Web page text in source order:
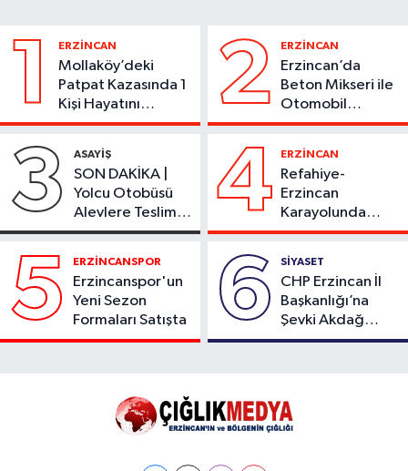
1 ERZİNCAN
Mollaköy’deki
Patpat Kazasında 1
Kişi Hayatını
Kaybetti
2 ERZİNCAN
Erzincan’da
Beton Mikseri ile
Otomobil
Çarpıştı
3 ASAYİŞ
SON DAKİKA |
Yolcu Otobüsü
Alevlere Teslim
Oldu
4 ERZİNCAN
Refahiye-
Erzincan
Karayolunda
Kaza: Otomobil
2 Kişi Yaralandı
5 ERZİNCANSPOR
Erzincanspor'un
Yeni Sezon
Formaları Satışta
6 SİYASET
CHP Erzincan İl
Başkanlığı’na
Şevki Akdağ
Atandı!